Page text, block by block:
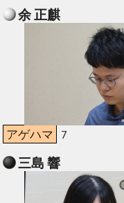
余 正麒
アゲハマ 7
三島 響